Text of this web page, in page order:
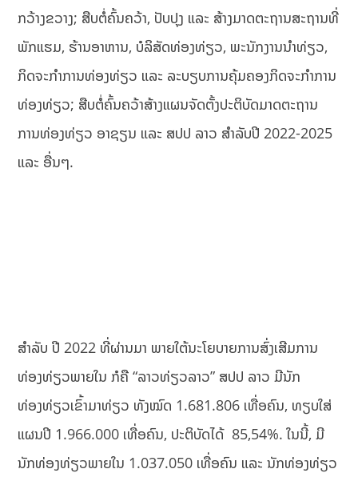
ກວ້າງຂວາງ; ສືບຕໍ່ຄົ້ນຄວ້າ, ປັບປຸງ ແລະ ສ້າງມາດຕະຖານສະຖານທີ່
ພັກແຮມ, ຮ້ານອາຫານ, ບໍລິສັດທ່ອງທ່ຽວ, ພະນັກງານນໍາທ່ຽວ,
ກິດຈະກໍາການທ່ອງທ່ຽວ ແລະ ລະບຽບການຄຸ້ມຄອງກິດຈະກໍາການ
ທ່ອງທ່ຽວ; ສືບຕໍ່ຄົ້ນຄວ້າສ້າງແຜນຈັດຕັ້ງປະຕິບັດມາດຕະຖານ
ການທ່ອງທ່ຽວ ອາຊຽນ ແລະ ສປປ ລາວ ສຳລັບປີ 2022-2025
ແລະ ອື່ນໆ.
ສຳລັບ ປີ 2022 ທີ່ຜ່ານມາ ພາຍໃຕ້ນະໂຍບາຍການສົ່ງເສີມການ
ທ່ອງທ່ຽວພາຍໃນ ກໍຄື “ລາວທ່ຽວລາວ” ສປປ ລາວ ມີນັກ
ທ່ອງທ່ຽວເຂົ້າມາທ່ຽວ ທັງໝົດ 1.681.806 ເທື່ອຄົນ, ທຽບໃສ່
ແຜນປີ 1.966.000 ເທື່ອຄົນ, ປະຕິບັດໄດ້ 85,54%. ໃນນີ້, ມີ
ນັກທ່ອງທ່ຽວພາຍໃນ 1.037.050 ເທື່ອຄົນ ແລະ ນັກທ່ອງທ່ຽວ